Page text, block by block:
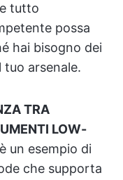
tutto
possa
hai bisogno dei
arsenale.
TRA
LOW-
un esempio di
che supporta